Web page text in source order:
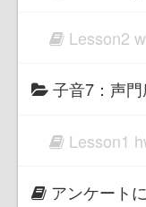
Lesson2 w
子音7：声
Lesson1
アンケート